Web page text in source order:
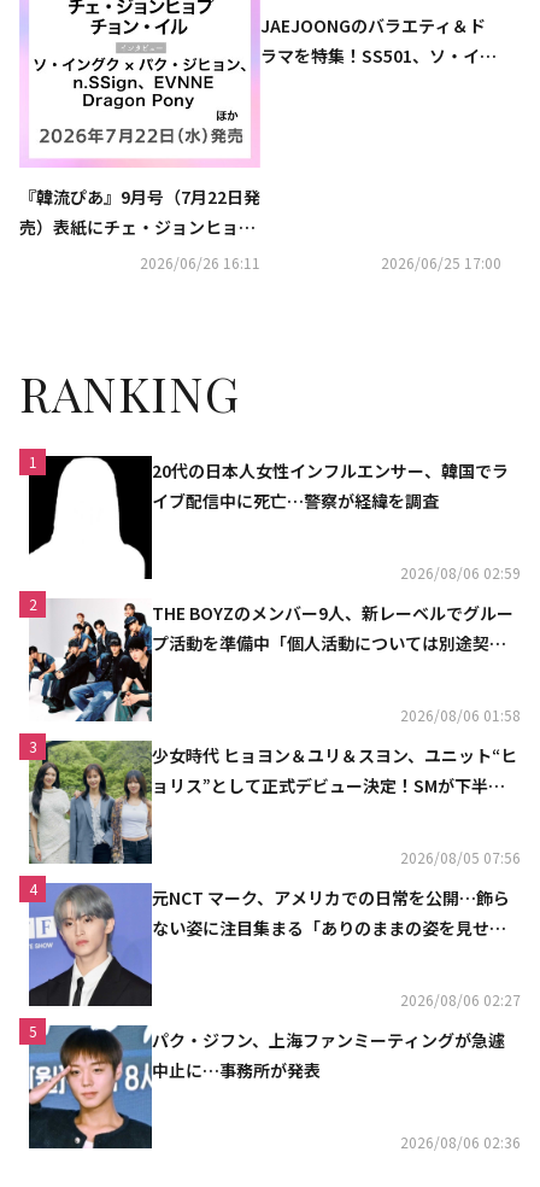
『韓流ぴあ』9月号（7月22日発
売）表紙にチェ・ジョンヒョプ
2026/06/26 16:11
JAEJOONGのバラエティ＆ド
ラマを特集！SS501、ソ・イン
2026/06/25 17:00
RANKING
1
20代の日本人女性インフルエンサー、韓国でラ
イブ配信中に死亡…警察が経緯を調査
2026/08/06 02:59
2
THE BOYZのメンバー9人、新レーベルでグルー
プ活動を準備中「個人活動については別途契約
2026/08/06 01:58
3
少女時代 ヒョヨン＆ユリ＆スヨン、ユニット“ヒ
ョリス”として正式デビュー決定！SMが下半期
2026/08/05 07:56
4
元NCT マーク、アメリカでの日常を公開…飾ら
ない姿に注目集まる「ありのままの姿を見せた
2026/08/06 02:27
5
パク・ジフン、上海ファンミーティングが急遽
中止に…事務所が発表
2026/08/06 02:36